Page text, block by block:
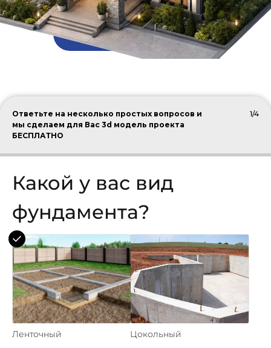
ПОДОБРАТЬ КРОВЛЮ
Ответьте на несколько простых вопросов и
мы сделаем для Вас 3d модель проекта
БЕСПЛАТНО
1/4
Какой у вас вид
фундамента?
Ленточный Цокольный